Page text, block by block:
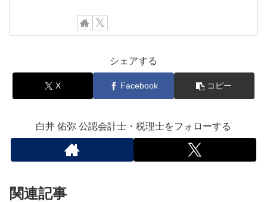
シェアする
X Facebook コピー
白井 佑弥 公認会計士・税理士をフォローする
関連記事